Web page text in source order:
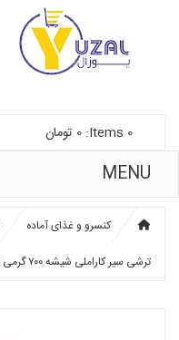
0
Items:
0 تومان
MENU
کنسرو و غذای آماده
ترشی سیر کاراملی شیشه ۷۰۰ گرمی نانسا